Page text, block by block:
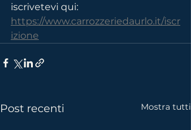
iscrivetevi qui:
https://www.carrozzeriedaurlo.it/iscr
izione
Post recenti Mostra tutti